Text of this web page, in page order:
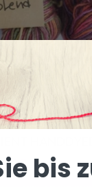
URUGUAY
€16.75 €
bis